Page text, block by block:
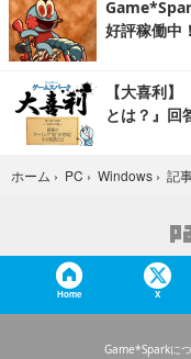
好評稼働中！
【大喜利
とは？』回
ホーム › PC › Windows › 記
Home X
Game*Sparkに